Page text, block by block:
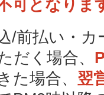
可となりま
/前払い・
だく場合、
た場合、 翌